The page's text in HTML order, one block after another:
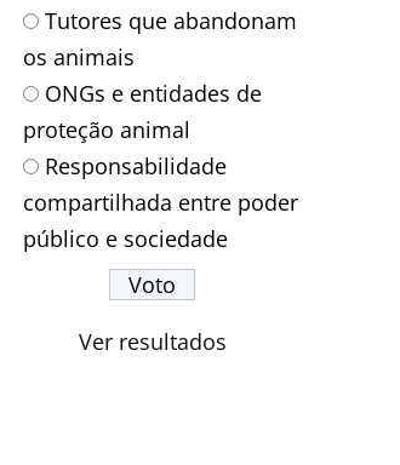
Tutores que abandonam
os animais
ONGs e entidades de
proteção animal
Responsabilidade
compartilhada entre poder
público e sociedade
Ver resultados